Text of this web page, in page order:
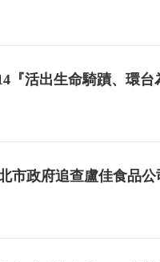
『活出生命騎蹟、環
市政府追查盧佳食品